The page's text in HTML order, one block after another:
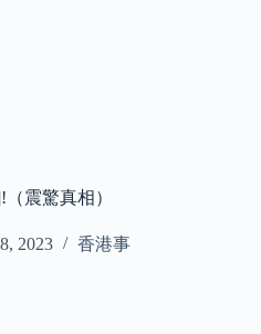
震驚真相）
2023 香港事